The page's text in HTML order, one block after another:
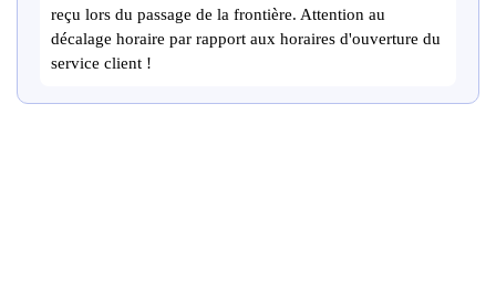
reçu lors du passage de la frontière. Attention au
décalage horaire par rapport aux horaires d'ouverture du
service client !